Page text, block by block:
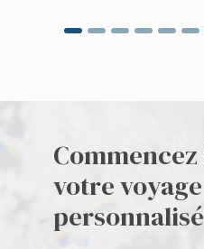
votre voyage